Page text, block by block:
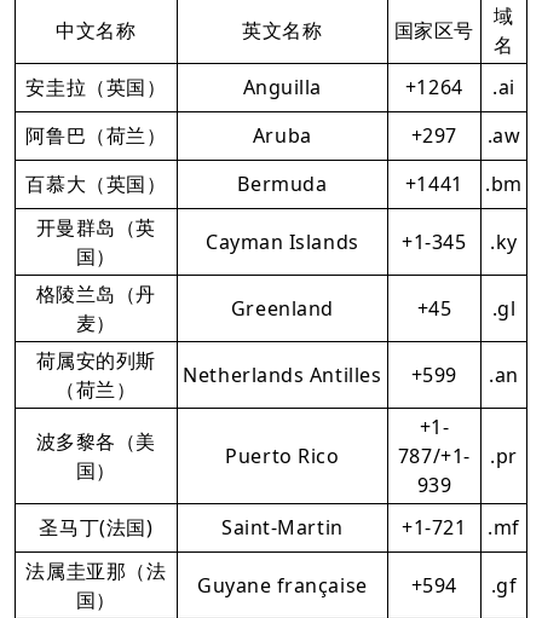
中文名称 英文名称 国家区号
域
名
安圭拉（英国）
Anguilla +1264
.ai
阿鲁巴（荷兰）
Aruba +297
.aw
百慕大（英国）
Bermuda +1441
.bm
开曼群岛（英
国）
Cayman Islands +1-345
.ky
格陵兰岛（丹
麦）
Greenland +45
.gl
荷属安的列斯
（荷兰）
Netherlands Antilles +599 .an
波多黎各（美
国）
Puerto Rico
+1-
787/+1-
939
.pr
圣马丁(法国) Saint-Martin +1-721
.mf
法属圭亚那（法
国）
Guyane française +594
.gf